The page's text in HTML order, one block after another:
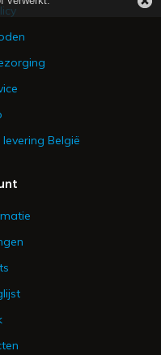
België